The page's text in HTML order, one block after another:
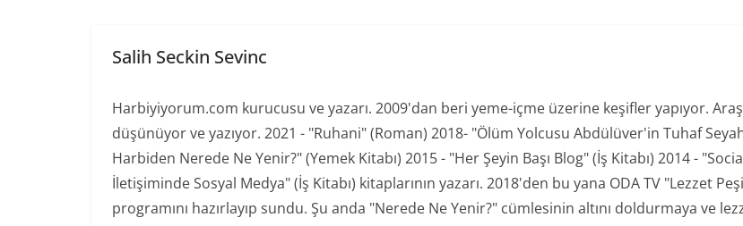
Salih Seckin Sevinc
Harbiyiyorum.com kurucusu ve yazarı. 2009'dan beri yeme-içme üzerine keşifler yapıyor.
düşünüyor ve yazıyor. 2021 - "Ruhani" (Roman) 2018- "Ölüm Yolcusu Abdülüver'in Tuhaf
Harbiden Nerede Ne Yenir?" (Yemek Kitabı) 2015 - "Her Şeyin Başı Blog" (İş Kitabı) 2014 -
İletişiminde Sosyal Medya" (İş Kitabı) kitaplarının yazarı. 2018'den bu yana ODA TV "Lezzet
programını hazırlayıp sundu. Şu anda "Nerede Ne Yenir?" cümlesinin altını doldurmaya ve